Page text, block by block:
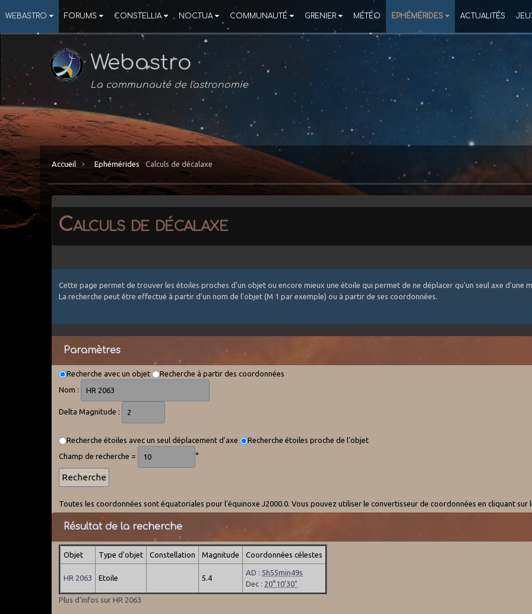
WEBASTRO FORUMS CONSTELLIA NOCTUA COMMUNAUTÉ GRENIER MÉTÉO EPHÉMÉRIDES ACTUALITÉS
Webastro
La communauté de l'astronomie
Accueil Ephémérides Calculs de décalaxe
Calculs de décalaxe
Cette page permet de trouver les étoiles proches d'un objet ou encore mieux une étoile qui permet de ne déplacer qu'un seul axe
La recherche peut être effectué à partir d'un nom de l'objet (M 1 par exemple) ou à partir de ses coordonnées.
Paramètres
Recherche avec un objet
Recherche à partir des coordonnées
Nom :
Delta Magnitude :
Recherche étoiles avec un seul déplacement d'axe
Recherche étoiles proche de l'objet
Champ de recherche =
°
Toutes les coordonnées sont équatoriales pour l'équinoxe J2000.0. Vous pouvez utiliser le convertisseur de coordonnées en cliquant sur
Résultat de la recherche
Objet Type d'objet Constellation Magnitude Coordonnées célestes
HR 2063 Etoile 5.4
AD : 5h55min49s
Dec : 20°10'30"
Plus d'infos sur HR 2063